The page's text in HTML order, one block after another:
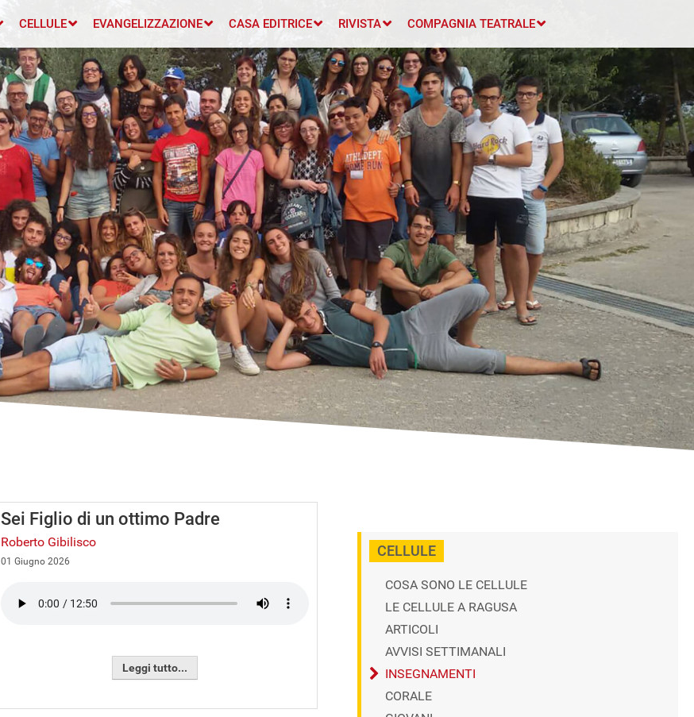
CELLULE EVANGELIZZAZIONE CASA EDITRICE RIVISTA COMPAGNIA TEATRALE
Sei Figlio di un ottimo Padre
Roberto Gibilisco
01 Giugno 2026
Leggi tutto...
CELLULE
COSA SONO LE CELLULE
LE CELLULE A RAGUSA
ARTICOLI
AVVISI SETTIMANALI
INSEGNAMENTI
CORALE